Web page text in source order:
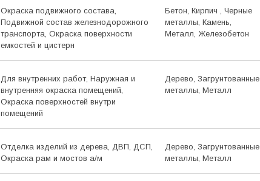
Окраска подвижного состава,
Подвижной состав железно­дорожного
транспорта, Окраска поверхности
емкостей и цистерн
Бетон, Кирпич , Черные
металлы, Камень,
Металл, Железобетон
Для внутренних работ, Наружная и
внутренняя окраска помещений,
Окраска поверхностей внутри
помещений
Дерево, Загрунтованные
металлы, Металл
Отделка изделий из дерева, ДВП, ДСП,
Окраска рам и мостов а/м
Дерево, Загрунтованные
металлы, Металл